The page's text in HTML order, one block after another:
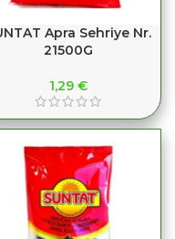
Apra Sehriye Nr.
21500G
1,29 €